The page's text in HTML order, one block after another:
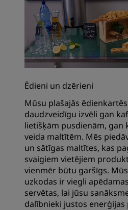
Ēdieni un dzērieni
Mūsu plašajās
daudzveidīgu izvēli gan
lietišķām pusdienām, gan
veida maltītēm. Mēs
un sātīgas maltītes, kas
svaigiem vietējiem
vienmēr būtu garšīgs.
uzkodas ir viegli
servētas, lai jūsu
dalībnieki justos enerģijas